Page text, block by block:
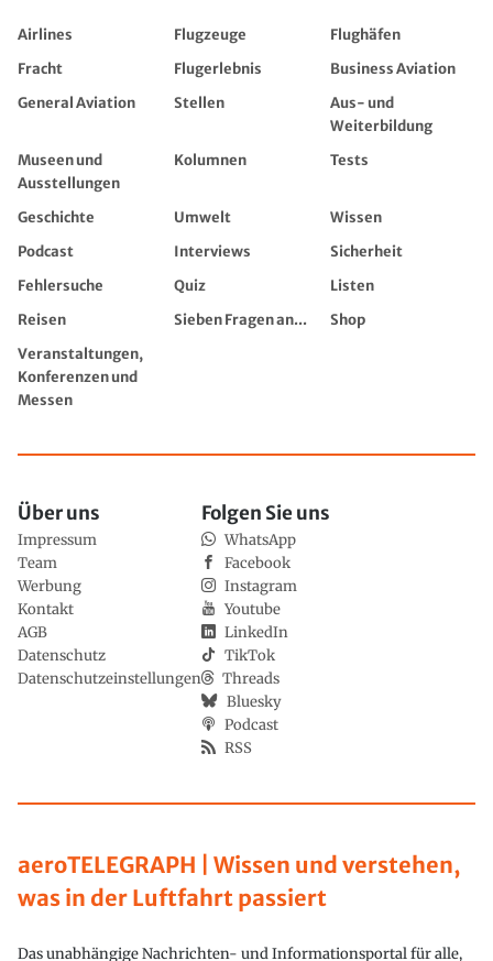
Airlines Flugzeuge
Flughäfen
Fracht
Flugerlebnis
Business Aviation
General Aviation
Stellen
Aus- und
Weiterbildung
Museen und
Ausstellungen
Kolumnen Tests
Geschichte Umwelt
Wissen
Podcast
Interviews
Sicherheit
Fehlersuche
Quiz
Listen
Reisen
Sieben Fragen an...
Shop
Veranstaltungen,
Konferenzen und
Messen
aeroTELEGRAPH | Wissen und verstehen,
was in der Luftfahrt passiert
Das unabhängige Nachrichten- und Informationsportal für alle,
Über uns
Impressum
Team
Werbung
Kontakt
AGB
Datenschutz
Datenschutzeinstellungen
Folgen Sie uns
WhatsApp
Facebook
Instagram
Youtube
LinkedIn
TikTok
Threads
Bluesky
Podcast
RSS